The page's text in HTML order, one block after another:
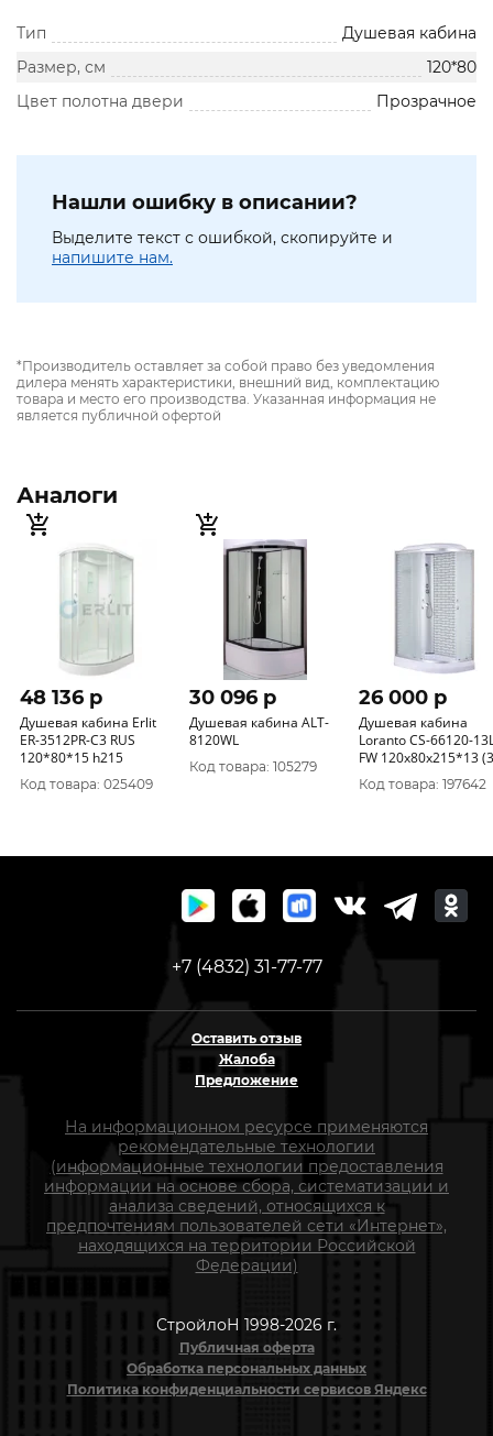
Тип
Душевая кабина
Размер, см
120*80
Цвет полотна двери
Прозрачное
Нашли ошибку в описании?
Выделите текст с ошибкой, скопируйте и
напишите нам.
*Производитель оставляет за собой право без уведомления
дилера менять характеристики, внешний вид, комплектацию
товара и место его производства. Указанная информация не
является публичной офертой
Аналоги
48 136 p
Душевая кабина Erlit
ER-3512PR-С3 RUS
120*80*15 h215
Код товара: 025409
30 096 p
Душевая кабина ALT-
8120WL
Код товара: 105279
26 000 p
Душевая кабина
Loranto CS-66120-
FW 120х80х215*13 (3
упаковки)
Код товара: 197642
+7 (4832) 31-77-77
Оставить отзыв
Жалоба
Предложение
На информационном ресурсе применяются
рекомендательные технологии
(информационные технологии предоставления
информации на основе сбора, систематизации и
анализа сведений, относящихся к
предпочтениям пользователей сети «Интернет»,
находящихся на территории Российской
Федерации)
СтройлоН 1998-2026 г.
Публичная оферта
Обработка персональных данных
Политика конфиденциальности сервисов Яндекс